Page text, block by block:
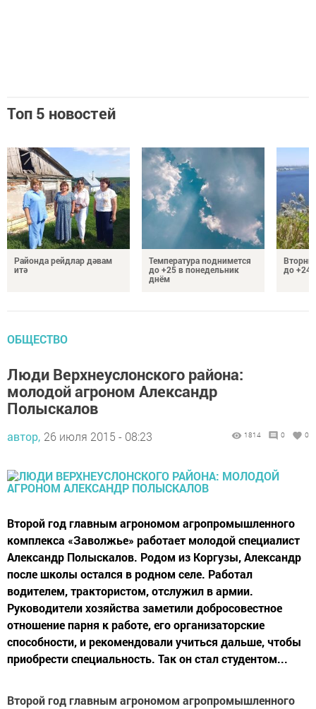
Топ 5 новостей
Районда рейдлар дәвам
итә
Температура поднимется
до +25 в понедельник
днём
до +24
ОБЩЕСТВО
Люди Верхнеуслонского района:
молодой агроном Александр
Полыскалов
автор, 26 июля 2015 - 08:23 1814 0 0
Второй год главным агрономом агропромышленного
комплекса «Заволжье» работает молодой специалист
Александр Полыскалов. Родом из Коргузы, Александр
после школы остался в родном селе. Работал
водителем, трактористом, отслужил в армии.
Руководители хозяйства заметили добросовестное
отношение парня к работе, его организаторские
способности, и рекомендовали учиться дальше, чтобы
приобрести специальность. Так он стал студентом...
Второй год главным агрономом агропромышленного